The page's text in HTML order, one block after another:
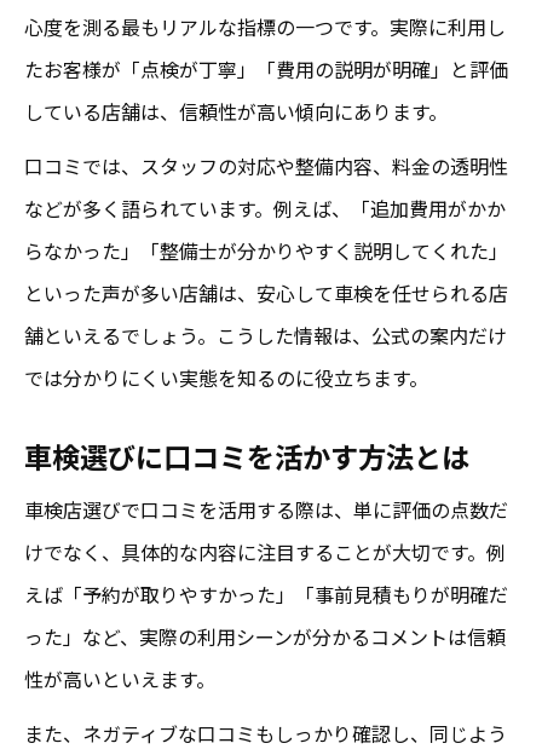
心度を測る最もリアルな指標の一つです。実際に利用し
たお客様が「点検が丁寧」「費用の説明が明確」と評価
している店舗は、信頼性が高い傾向にあります。
口コミでは、スタッフの対応や整備内容、料金の透明性
などが多く語られています。例えば、「追加費用がかか
らなかった」「整備士が分かりやすく説明してくれた」
といった声が多い店舗は、安心して車検を任せられる店
舗といえるでしょう。こうした情報は、公式の案内だけ
では分かりにくい実態を知るのに役立ちます。
車検選びに口コミを活かす方法とは
車検店選びで口コミを活用する際は、単に評価の点数だ
けでなく、具体的な内容に注目することが大切です。例
えば「予約が取りやすかった」「事前見積もりが明確だ
った」など、実際の利用シーンが分かるコメントは信頼
性が高いといえます。
また、ネガティブな口コミもしっかり確認し、同じよう